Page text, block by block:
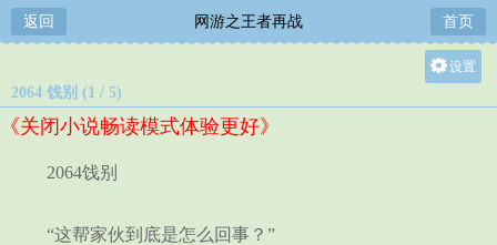
返回 网游之王者再战 首页
设置
2064 饯别 (1 / 5)
《关闭小说畅读模式体验更好》
2064饯别
“这帮家伙到底是怎么回事？”